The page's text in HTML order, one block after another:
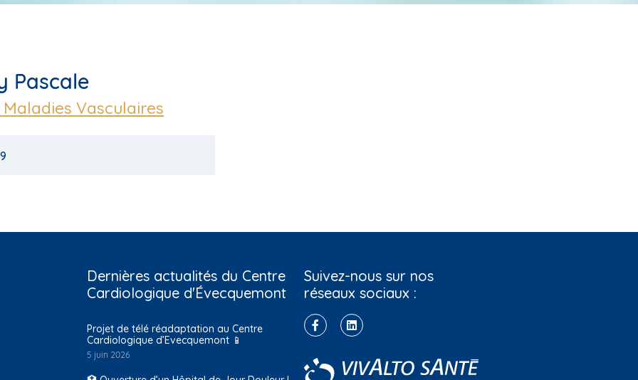
Pascale
Vasculaires
Dernières actualités du Centre
Cardiologique d'Évecquemont
Projet de télé réadaptation au Centre
Cardiologique d’Evecquemont 📱
5 juin 2026
Suivez-nous sur nos
réseaux sociaux :